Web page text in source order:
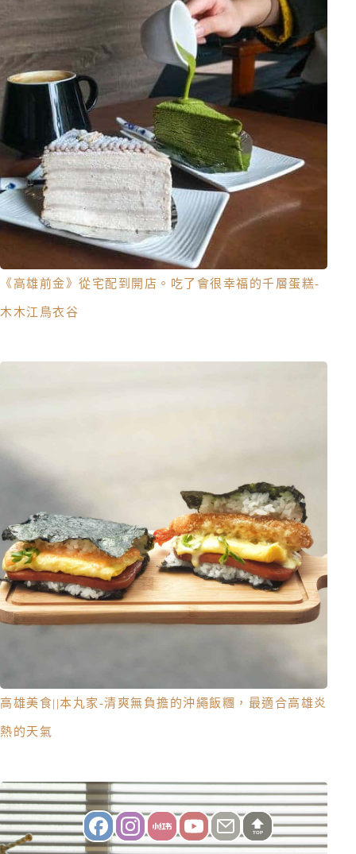
《高雄前金》從宅配到開店。吃了會很幸福的千層蛋糕-
木木江鳥衣谷
高雄美食||本丸家-清爽無負擔的沖繩飯糰，最適合高雄炎
熱的天氣
TOP